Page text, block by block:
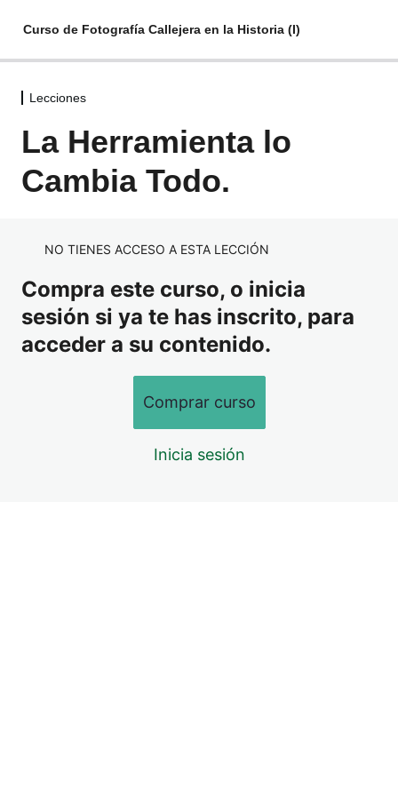
Curso de Fotografía Callejera en la Historia (I)
Lecciones
Introducción.
Precursores.
La Era Dorada.
Lecciones
La Herramienta lo
Cambia Todo.
NO TIENES ACCESO A ESTA LECCIÓN
Compra este curso, o inicia
sesión si ya te has inscrito, para
acceder a su contenido.
Comprar curso
Inicia sesión